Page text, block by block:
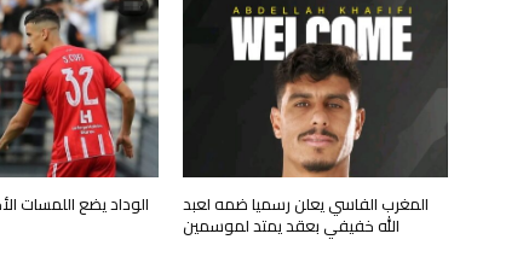
المغرب الفاسي يعلن رسميا ضمه لعبد
الله خفيفي بعقد يمتد لموسمين
الوداد يضع اللمسات